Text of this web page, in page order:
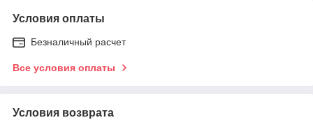
Условия оплаты
Безналичный расчет
Все условия оплаты
Условия возврата